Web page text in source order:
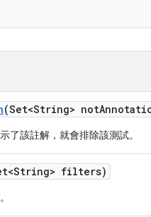
(Set<String> not
了該註解，就會排除該測試。
filters)
。